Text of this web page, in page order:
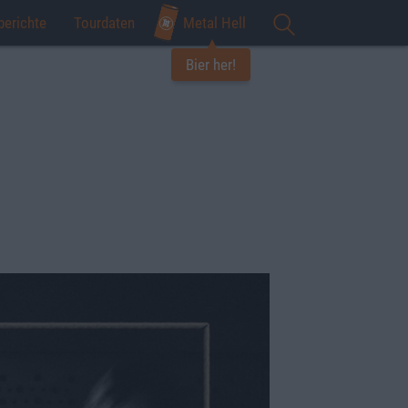
Tourdaten Metal Hell
Bier her!